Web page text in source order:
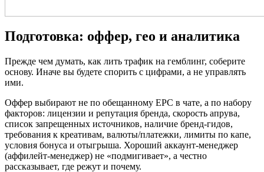
Подготовка: оффер, гео и аналитика
Прежде чем думать, как лить трафик на гемблинг, соберите
основу. Иначе вы будете спорить с цифрами, а не управлять
ими.
Оффер выбирают не по обещанному EPC в чате, а по набору
факторов: лицензии и репутация бренда, скорость апрува,
список запрещенных источников, наличие бренд-гидов,
требования к креативам, валюты/платежки, лимиты по капе,
условия бонуса и отыгрыша. Хороший аккаунт-менеджер
(аффилейт-менеджер) не «подмигивает», а честно
рассказывает, где режут и почему.